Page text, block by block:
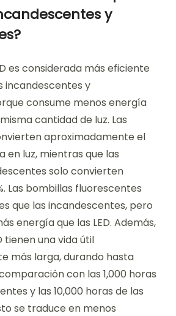
y
es considerada más eficiente
incandescentes y
consume menos energía
cantidad de luz. Las
aproximadamente el
en luz, mientras que las
solo convierten
Las bombillas fluorescentes
que las incandescentes, pero
energía que las LED. Además,
tienen una vida útil
más larga, durando hasta
con las 1,000 horas
y las 10,000 horas de las
se traduce en menos